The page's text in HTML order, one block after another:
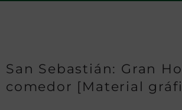
San Sebastián: Gran
comedor [Material